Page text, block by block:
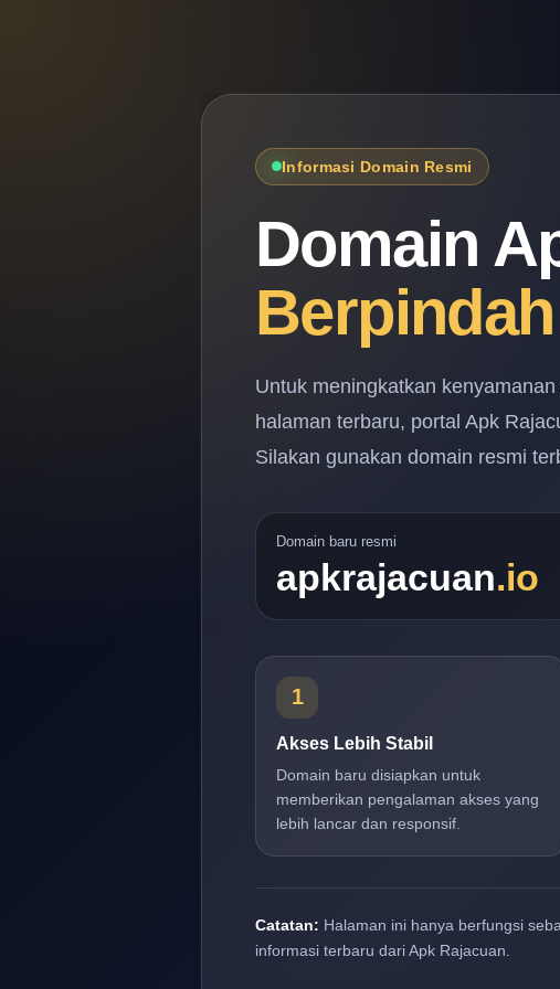
Informasi Domain Resmi
Domain
Untuk meningkatkan
halaman terbaru, portal Apk
Silakan gunakan domain resmi
Domain baru resmi
apkrajacuan.io
1
Akses Lebih Stabil
Domain baru disiapkan untuk
memberikan pengalaman akses yang
lebih lancar dan responsif.
Catatan: Halaman ini hanya berfungsi
informasi terbaru dari Apk Rajacuan.